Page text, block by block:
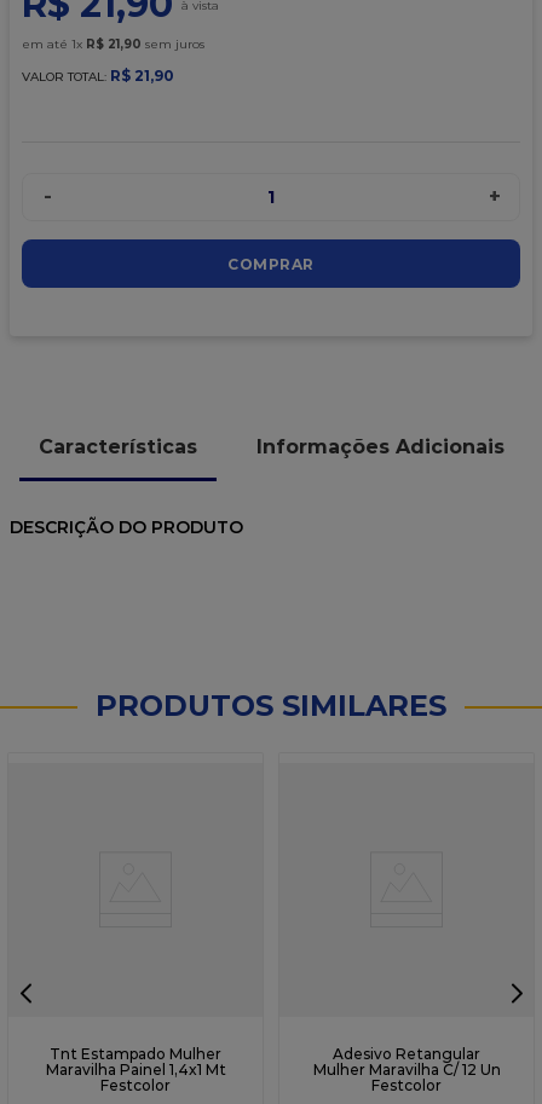
em até 1x R$ 21 ,90 sem juros
VALOR TOTAL: R$ 21,90
- 1 +
COMPRAR
Características Informações Adicionais
DESCRIÇÃO DO PRODUTO
PRODUTOS SIMILARES
Tnt Estampado Mulher
Maravilha Painel 1,4x1 Mt
Festcolor
Adesivo Retangular
Mulher Maravilha C/ 12 Un
Festcolor
9º
caixa kraft
10º chocolate